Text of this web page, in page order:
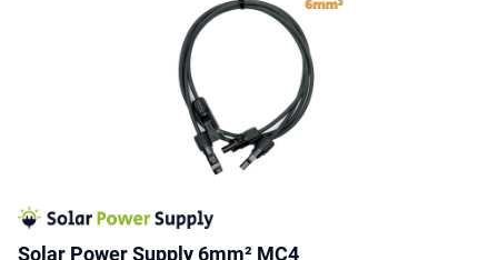
Solar Power Supply 6mm² MC4